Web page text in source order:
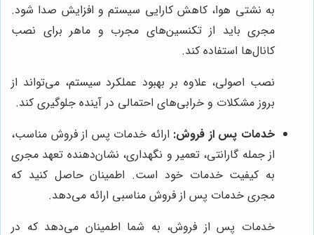
به نشتی هوا، کاهش کارایی سیستم و افزایش صدا شود.
مجری باید از تکنسین‌های مجرب و ماهر برای نصب
کانال‌ها استفاده کند.
نصب اصولی، علاوه بر بهبود عملکرد سیستم، می‌تواند از
بروز مشکلات و خرابی‌های احتمالی در آینده جلوگیری کند.
خدمات پس از فروش: ارائه خدمات پس از فروش مناسب،
از جمله گارانتی، تعمیر و نگهداری، نشان‌دهنده تعهد مجری
به کیفیت خدمات خود است. اطمینان حاصل کنید که
مجری خدمات پس از فروش مناسبی ارائه می‌دهد.
خدمات پس از فروش، به شما اطمینان می‌دهد که در